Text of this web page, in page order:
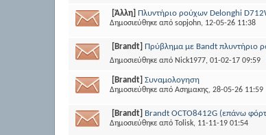
[Άλλη] Πλυντήριο ρούχων Delonghi
Δημοσιεύθηκε απόsopjohn, 12-05-26 11:38
[Brandt] Πρύβλημα με Bandt πλυντήριο
Δημοσιεύθηκε από Nick1977, 01-02-17 09:59
[Brandt] Συναμολογηση
Δημοσιεύθηκε απόΑσημακης, 28-05-26 11:59
[Brandt] Brandt OCTO8412G (επάνω
Δημοσιεύθηκε απόTolisk, 11-11-19 01:54